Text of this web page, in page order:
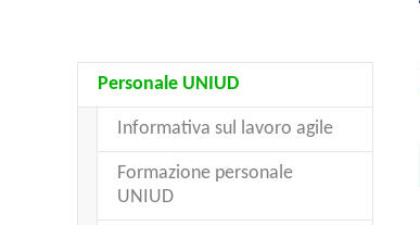
Personale UNIUD
Informativa sul lavoro agile
Formazione personale
UNIUD